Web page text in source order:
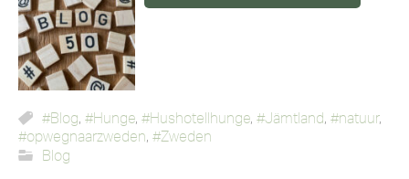
#Blog, #Hunge, #Hushotellhunge, #Jämtland, #natuur,
#opwegnaarzweden, #Zweden
Blog